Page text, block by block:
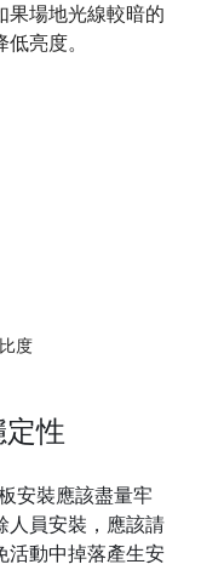
果場地光線較暗的
亮度。
度
性
安裝應該盡量牢
人員安裝，應該請
活動中掉落產生安